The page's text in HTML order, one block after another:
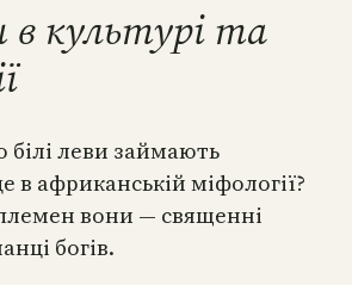
в культурі та
леви займають
в африканській міфології?
вони — священні
богів.